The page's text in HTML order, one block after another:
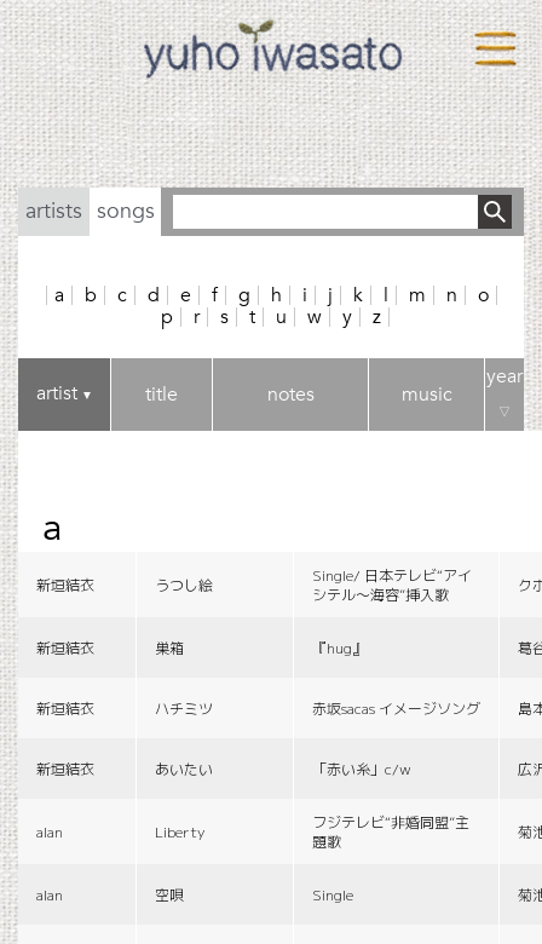
artists songs
a b c d e f g h i j k l m n
o
p
r s t u w y z
artist▼ title notes music
year
▽
a
新垣結衣 うつし絵
Single/ 日本テレビ“アイ
シテル〜海容”挿入歌
ク
新垣結衣 巣箱 『hug』 葛
新垣結衣 ハチミツ 赤坂sacas イメージソング 島
新垣結衣 あいたい 「赤い糸」c/w 広
alan Liberty
フジテレビ“非婚同盟”主
題歌
菊
alan 空唄 Single 菊